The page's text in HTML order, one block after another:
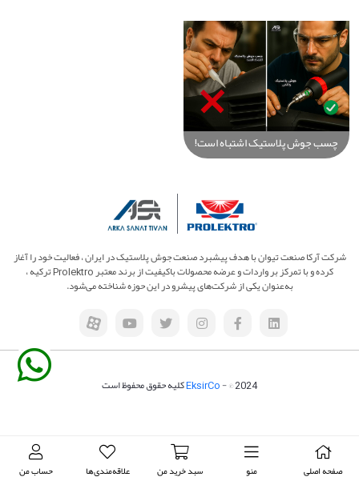
صفحه اصلی منو سبد خرید من علاقه‌مندی‌ها حساب من
چسب جوش پلاستیک اشتباه است!
راهنمای کامل جوش واقعی پلاستیک
شرکت آرکا صنعت تیوان با هدف پیشبرد صنعت جوش پلاستیک در ایران ، فعالیت خود را آغاز
کرده و با تمرکز بر واردات و عرضه محصولات باکیفیت از برند معتبر Prolektro ترکیه ،
به‌عنوان یکی از شرکت‌های پیشرو در این حوزه شناخته می‌شود.
EksirCo- © 2024 کلیه حقوق محفوظ است